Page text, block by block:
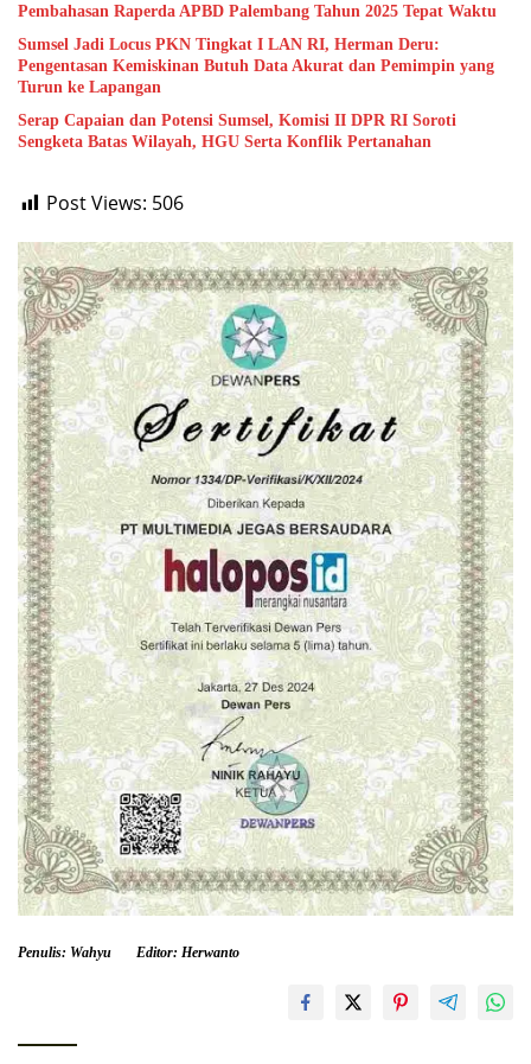
Pembahasan Raperda APBD Palembang Tahun 2025 Tepat Waktu
Sumsel Jadi Locus PKN Tingkat I LAN RI, Herman Deru:
Pengentasan Kemiskinan Butuh Data Akurat dan Pemimpin yang
Turun ke Lapangan
Serap Capaian dan Potensi Sumsel, Komisi II DPR RI Soroti
Sengketa Batas Wilayah, HGU Serta Konflik Pertanahan
Post Views: 506
Penulis: Wahyu Editor: Herwanto